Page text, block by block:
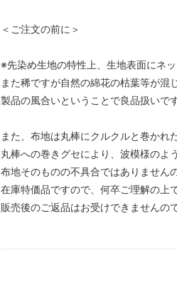
＜ご注文の前に＞
※先染め生地の特性上、生地表面にネ
また稀ですが自然の綿花の枯葉等が混
製品の風合いということで良品扱いで
また、布地は丸棒にクルクルと巻かれ
丸棒への巻きグセにより、波模様のよ
布地そのものの不具合ではありません
在庫特価品ですので、何卒ご理解の上
販売後のご返品はお受けできませんの